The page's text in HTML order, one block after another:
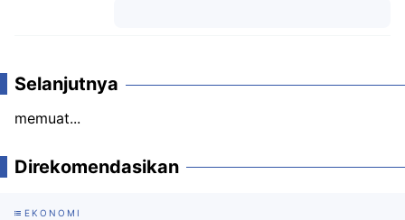
Selanjutnya
memuat...
Direkomendasikan
EKONOMI